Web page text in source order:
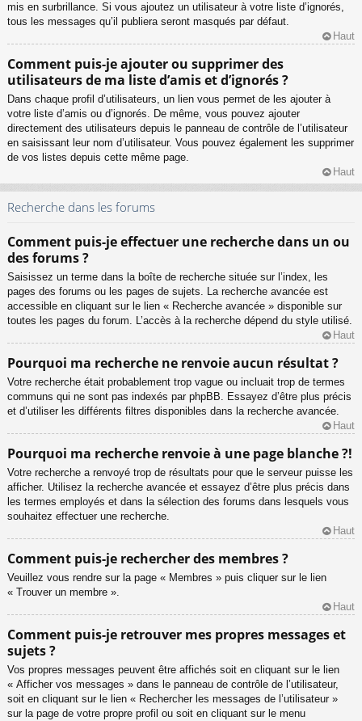
mis en surbrillance. Si vous ajoutez un utilisateur à votre liste d’ignorés,
tous les messages qu’il publiera seront masqués par défaut.
Haut
Comment puis-je ajouter ou supprimer des
utilisateurs de ma liste d’amis et d’ignorés ?
Dans chaque profil d’utilisateurs, un lien vous permet de les ajouter à
votre liste d’amis ou d’ignorés. De même, vous pouvez ajouter
directement des utilisateurs depuis le panneau de contrôle de l’utilisateur
en saisissant leur nom d’utilisateur. Vous pouvez également les supprimer
de vos listes depuis cette même page.
Haut
Recherche dans les forums
Comment puis-je effectuer une recherche dans un ou
des forums ?
Saisissez un terme dans la boîte de recherche située sur l’index, les
pages des forums ou les pages de sujets. La recherche avancée est
accessible en cliquant sur le lien « Recherche avancée » disponible sur
toutes les pages du forum. L’accès à la recherche dépend du style utilisé.
Haut
Pourquoi ma recherche ne renvoie aucun résultat ?
Votre recherche était probablement trop vague ou incluait trop de termes
communs qui ne sont pas indexés par phpBB. Essayez d’être plus précis
et d’utiliser les différents filtres disponibles dans la recherche avancée.
Haut
Pourquoi ma recherche renvoie à une page blanche ?!
Votre recherche a renvoyé trop de résultats pour que le serveur puisse les
afficher. Utilisez la recherche avancée et essayez d’être plus précis dans
les termes employés et dans la sélection des forums dans lesquels vous
souhaitez effectuer une recherche.
Haut
Comment puis-je rechercher des membres ?
Veuillez vous rendre sur la page « Membres » puis cliquer sur le lien
« Trouver un membre ».
Haut
Comment puis-je retrouver mes propres messages et
sujets ?
Vos propres messages peuvent être affichés soit en cliquant sur le lien
« Afficher vos messages » dans le panneau de contrôle de l’utilisateur,
soit en cliquant sur le lien « Rechercher les messages de l’utilisateur »
sur la page de votre propre profil ou soit en cliquant sur le menu